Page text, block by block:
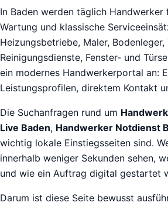
In Baden werden täglich
Wartung und klassische
Heizungsbetriebe, Maler,
Reinigungsdienste, Fenster- und
ein modernes Handwerkerportal an:
Leistungsprofilen, direktem Kontakt
Die Suchanfragen rund um
Live Baden, Handwerker Notdienst
wichtig lokale Einstiegsseiten sind.
innerhalb weniger Sekunden sehen,
und wie ein Auftrag digital gestartet
Darum ist diese Seite bewusst